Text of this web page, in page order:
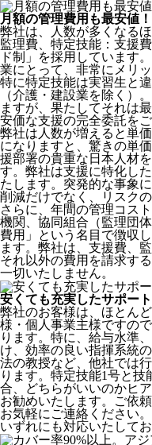
月額の管理費用も最安値！
弊社は、
人数が多くなる
監理費、特定技能：支援
ド制」を採用 しています
業にとって、非常にメリ
特に特定技能は実習生と
（介護・建設業を除く）
ますが、果たしてそれは
安価な支援の完全委託をご
弊社は人数が増えると単
になりますと、驚きの単
援部署の貴重な日本人材
す。弊社は支援に特化し
たします。突発的な事象
削減だけでなく、リスク
さらに、年間の管理コス
機関、協同組合（監理団
費用」という名目で徴収
ます。弊社は、支援費、
それ以外の費用を請求す
一切いたしません。
安くても充実したサポート
弊社のお客様は、ほとん
様・個人事業主様ですの
ります。特に、給与水準
け、効率の良い指揮系統
法の教授など、 他社では
ります。特定技能1号と
合、どちらがいいのかヒ
お勧めいたします。ご依
お気軽にご連絡ください
いずれにも対応いたしてお